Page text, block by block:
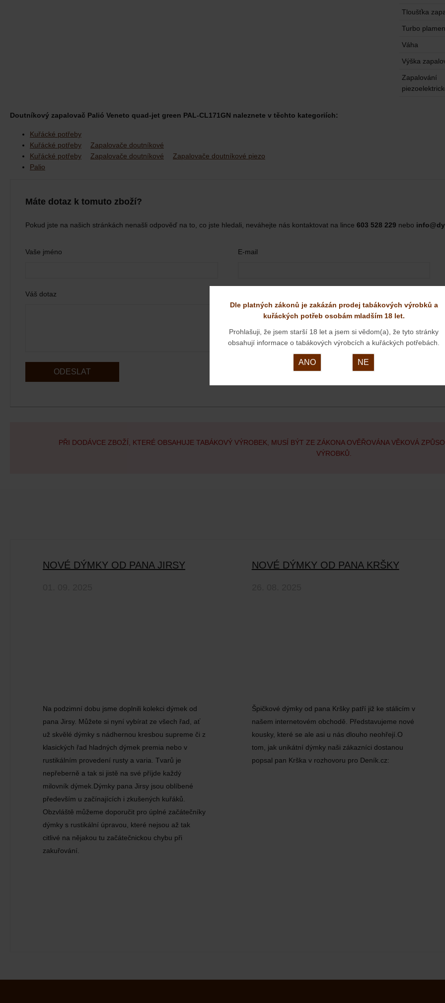
Tloušťka
Turbo plamen
Váha
Výška
Zapalování
Doutníkový zapalovač Palió Veneto quad-jet green PAL-CL171GN naleznete v těchto kategoriích:
Kuřácké potřeby
Kuřácké potřeby
Zapalovače doutníkové
Kuřácké potřeby
Zapalovače doutníkové
Zapalovače doutníkové piezo
Palio
Máte dotaz k tomuto zboží?
Pokud jste na našich stránkách nenašli odpověď na to, co jste hledali, neváhejte nás kontaktovat na lince 603 528 229 nebo
Vaše jméno E-mail
Váš dotaz
ODESLAT
PŘI DODÁVCE ZBOŽÍ, KTERÉ OBSAHUJE TABÁKOVÝ VÝROBEK, MUSÍ BÝT ZE ZÁKONA OVĚŘOVÁNA VĚKOVÁ
VÝROBKŮ.
NOVÉ DÝMKY OD PANA JIRSY
Na podzimní dobu jsme doplnili kolekci dýmek od
pana Jirsy. Můžete si nyní vybírat ze všech řad, ať
už skvělé dýmky s nádhernou kresbou supreme či z
klasických řad hladných dýmek premia nebo v
rustikálním provedení rusty a varia. Tvarů je
nepřeberně a tak si jistě na své příjde každý
milovník dýmek.Dýmky pana Jirsy jsou oblíbené
především u začínajících i zkušených kuřáků.
Obzvláště můžeme doporučit pro úplné začátečníky
dýmky s rustikální úpravou, které nejsou až tak
citlivé na nějakou tu začátečnickou chybu při
zakuřování.
NOVÉ DÝMKY OD PANA KRŠKY
Špičkové dýmky od pana Kršky patří již ke stálicím v
našem internetovém obchodě. Představujeme nové
kousky, které se ale asi u nás dlouho neohřejí.O
tom, jak unikátní dýmky naši zákazníci dostanou
popsal pan Krška v rozhovoru pro Deník.cz:
Dle platných zákonů je zakázán prodej tabákových výrobků a
kuřáckých potřeb osobám mladším 18 let.
Prohlašuji, že jsem starší 18 let a jsem si vědom(a), že tyto stránky
obsahují informace o tabákových výrobcích a kuřáckých potřebách.
ANO NE